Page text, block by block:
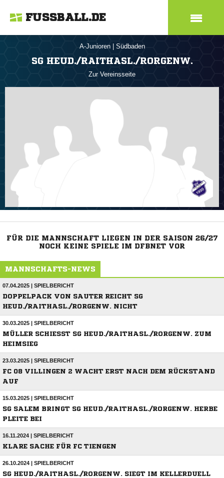
FUSSBALL.DE
A-Junioren Südbaden
SG HEUD./RAITHASL./RORGENW.
Zur Vereinsseite
FÜR DIE MANNSCHAFT LIEGEN IN DER SAISON 26/27
NOCH KEINE SPIELE IM DFBNET VOR
MANNSCHAFTS-NEWS
07.04.2025 | SPIELBERICHT
DOPPELPACK VON SAUTER REICHT SG
HEUD./RAITHASL./RORGENW. NICHT
30.03.2025 | SPIELBERICHT
MÜLLER SCHIESST SG HEUD./RAITHASL./RORGENW. ZUM H
EIMSIEG
23.03.2025 | SPIELBERICHT
FC 08 VILLINGEN 2 WACHT ERST NACH DEM RÜCKSTAND
AUF
15.03.2025 | SPIELBERICHT
SG SALEM BRINGT SG HEUD./RAITHASL./RORGENW. HERBE
PLEITE BEI
16.11.2024 | SPIELBERICHT
KLARE SACHE FÜR FC TIENGEN
26.10.2024 | SPIELBERICHT
SG HEUD./RAITHASL./RORGENW. SIEGT IM KELLERDUELL